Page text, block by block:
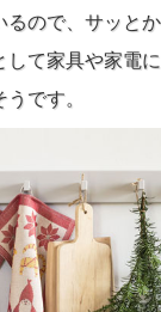
るので、サッとか
して家具や家電に
です。